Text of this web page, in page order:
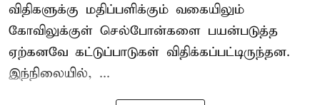
விதிகளுக்கு மதிப்பளிக்கும் வகையிலும்
கோவிலுக்குள் செல்போன்களை பயன்படுத்த
ஏற்கனவே கட்டுப்பாடுகள் விதிக்கப்பட்டிருந்தன.
இந்நிலையில், ...